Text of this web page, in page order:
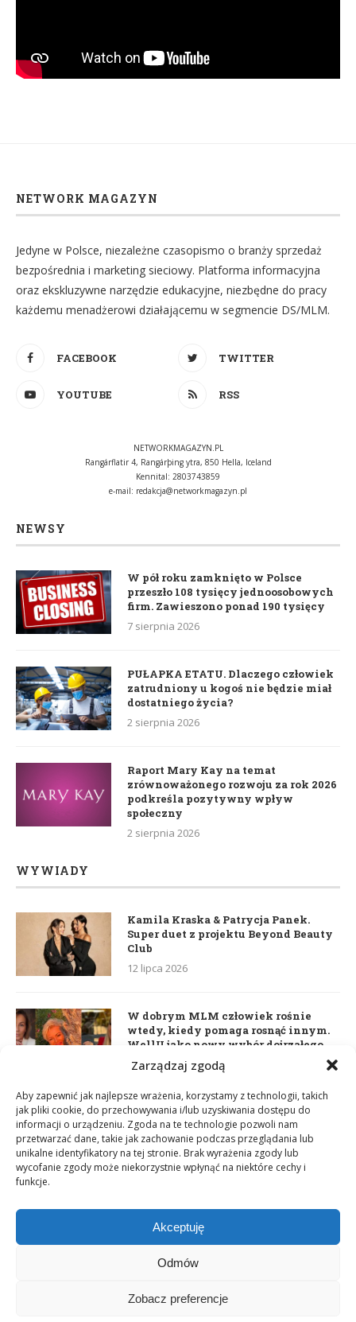
Zarządzaj zgodą
Aby zapewnić jak najlepsze wrażenia, korzystamy z technologii, takich
jak pliki cookie, do przechowywania i/lub uzyskiwania dostępu do
informacji o urządzeniu. Zgoda na te technologie pozwoli nam
przetwarzać dane, takie jak zachowanie podczas przeglądania lub
unikalne identyfikatory na tej stronie. Brak wyrażenia zgody lub
wycofanie zgody może niekorzystnie wpłynąć na niektóre cechy i
funkcje.
Akceptuję
Odmów
Zobacz preferencje
NETWORK MAGAZYN
Jedyne w Polsce, niezależne czasopismo o branży sprzedaż
bezpośrednia i marketing sieciowy. Platforma informacyjna
oraz ekskluzywne narzędzie edukacyjne, niezbędne do pracy
każdemu menadżerowi działającemu w segmencie DS/MLM.
FACEBOOK TWITTER
YOUTUBE RSS
NETWORKMAGAZYN.PL
Rangárflatir 4, Rangárþing ytra, 850 Hella, Iceland
Kennital: 2803743859
e-mail: redakcja@networkmagazyn.pl
NEWSY
W pół roku zamknięto w Polsce
przeszło 108 tysięcy jednoosobowych
firm. Zawieszono ponad 190 tysięcy
7 sierpnia 2026
PUŁAPKA ETATU. Dlaczego człowiek
zatrudniony u kogoś nie będzie miał
dostatniego życia?
2 sierpnia 2026
Raport Mary Kay na temat
zrównoważonego rozwoju za rok 2026
podkreśla pozytywny wpływ
społeczny
2 sierpnia 2026
WYWIADY
Kamila Kraska & Patrycja Panek.
Super duet z projektu Beyond Beauty
Club
12 lipca 2026
W dobrym MLM człowiek rośnie
wtedy, kiedy pomaga rosnąć innym.
WellU jako nowy wybór dojrzałego
lidera
Daria Dudzik. Kocham Cię
17 kwietnia 2026